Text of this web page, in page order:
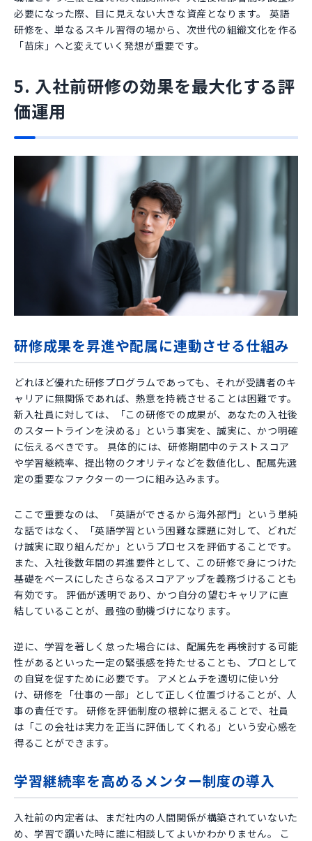
必要になった際、目に見えない大きな資産となります。 英語
研修を、単なるスキル習得の場から、次世代の組織文化を作る
「苗床」へと変えていく発想が重要です。
5. 入社前研修の効果を最大化する評
価運用
研修成果を昇進や配属に連動させる仕組み
どれほど優れた研修プログラムであっても、それが受講者のキ
ャリアに無関係であれば、熱意を持続させることは困難です。
新入社員に対しては、「この研修での成果が、あなたの入社後
のスタートラインを決める」という事実を、誠実に、かつ明確
に伝えるべきです。 具体的には、研修期間中のテストスコア
や学習継続率、提出物のクオリティなどを数値化し、配属先選
定の重要なファクターの一つに組み込みます。
ここで重要なのは、「英語ができるから海外部門」という単純
な話ではなく、「英語学習という困難な課題に対して、どれだ
け誠実に取り組んだか」というプロセスを評価することです。
また、入社後数年間の昇進要件として、この研修で身につけた
基礎をベースにしたさらなるスコアアップを義務づけることも
有効です。 評価が透明であり、かつ自分の望むキャリアに直
結していることが、最強の動機づけになります。
逆に、学習を著しく怠った場合には、配属先を再検討する可能
性があるといった一定の緊張感を持たせることも、プロとして
の自覚を促すために必要です。 アメとムチを適切に使い分
け、研修を「仕事の一部」として正しく位置づけることが、人
事の責任です。 研修を評価制度の根幹に据えることで、社員
は「この会社は実力を正当に評価してくれる」という安心感を
得ることができます。
学習継続率を高めるメンター制度の導入
入社前の内定者は、まだ社内の人間関係が構築されていないた
め、学習で躓いた時に誰に相談してよいかわかりません。 こ